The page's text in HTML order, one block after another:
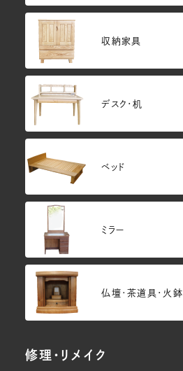
収納家具
デスク・机
ベッド
ミラー
仏壇･茶道具・火鉢
修理・リメイク